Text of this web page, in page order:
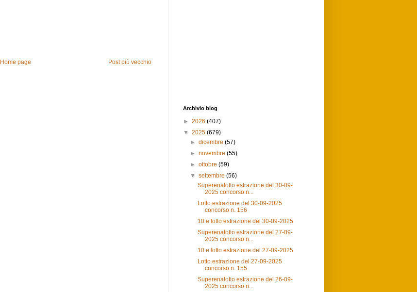
Post più vecchio
Home page
Archivio blog
► 2026 (407)
▼ 2025 (679)
►dicembre(57)
►novembre(55)
►ottobre(59)
▼settembre(56)
Superenalotto estrazione del 30-09-
2025 concorso n...
Lotto estrazione del 30-09-2025
concorso n. 156
10 e lotto estrazione del 30-09-2025
Superenalotto estrazione del 27-09-
2025 concorso n...
10 e lotto estrazione del 27-09-2025
Lotto estrazione del 27-09-2025
concorso n. 155
Superenalotto estrazione del 26-09-
2025 concorso n...